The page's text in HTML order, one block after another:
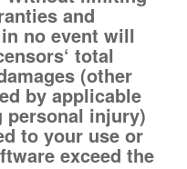
and
no event will
total
(other
by applicable
personal injury)
to your use or
exceed the